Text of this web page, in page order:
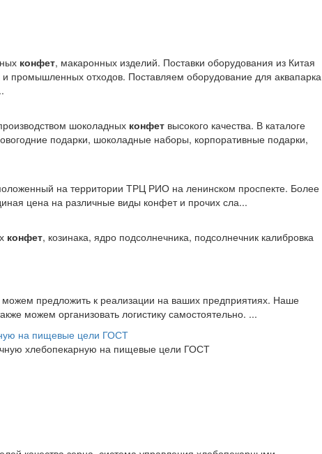
конфет, макаронных изделий. Поставки оборудования из Китая
промышленных отходов. Поставляем оборудование для аквапарка
шоколадных конфет высокого качества. В каталоге
подарки, шоколадные наборы, корпоративные подарки,
на территории ТРЦ РИО на ленинском проспекте. Более
цена на различные виды конфет и прочих сла...
конфет, козинака, ядро подсолнечника, подсолнечник калибровка
предложить к реализации на ваших предприятиях. Наше
можем организовать логистику самостоятельно. ...
на пищевые цели ГОСТ
хлебопекарную на пищевые цели ГОСТ